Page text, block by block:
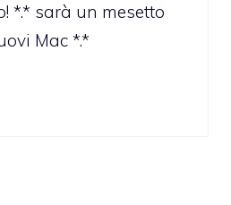
*.* sarà un mesetto
Mac *.*